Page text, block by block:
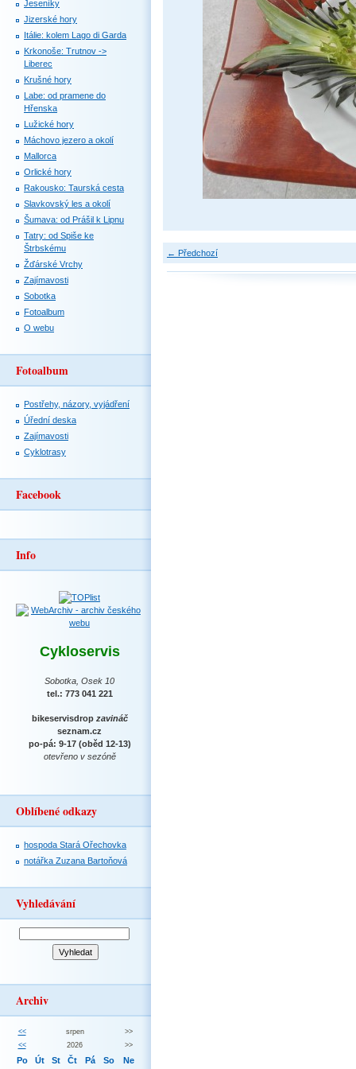
← Předchozí
Jeseníky
Jizerské hory
Itálie: kolem Lago di Garda
Krkonoše: Trutnov ->
Liberec
Krušné hory
Labe: od pramene do
Hřenska
Lužické hory
Máchovo jezero a okolí
Mallorca
Orlické hory
Rakousko: Taurská cesta
Slavkovský les a okolí
Šumava: od Prášil k Lipnu
Tatry: od Spiše ke
Štrbskému
Žďárské Vrchy
Zajímavosti
Sobotka
Fotoalbum
O webu
Fotoalbum
Postřehy, názory, vyjádření
Úřední deska
Zajímavosti
Cyklotrasy
Facebook
Info
Cykloservis
Sobotka, Osek 10
tel.: 773 041 221
bikeservisdrop zavináč
seznam.cz
po-pá: 9-17 (oběd 12-13)
otevřeno v sezóně
Oblíbené odkazy
hospoda Stará Ořechovka
notářka Zuzana Bartoňová
Vyhledávání
Archiv
<< srpen
>>
<<
2026 >>
Po Út St Čt Pá So Ne